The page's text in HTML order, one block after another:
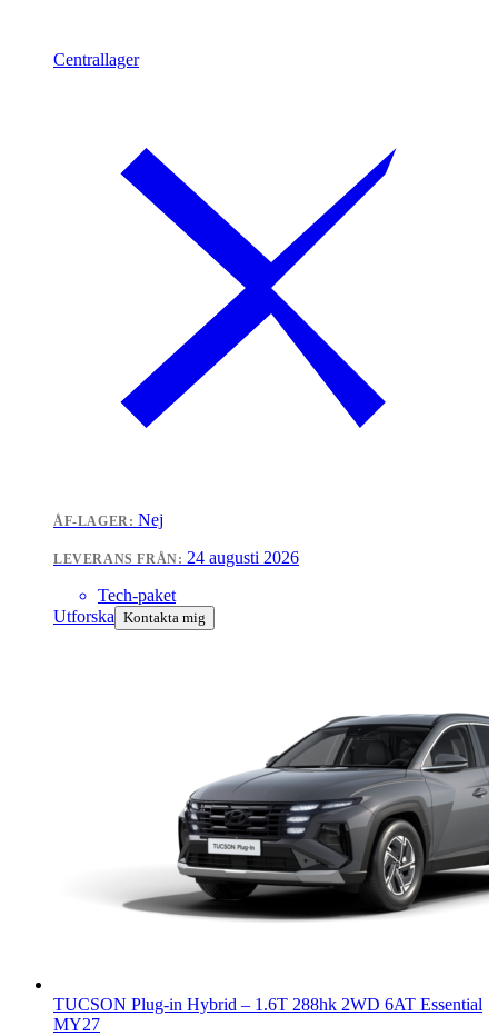
Centrallager
ÅF-LAGER: Nej
LEVERANS FRÅN: 24 augusti 2026
Tech-paket
Utforska Kontakta mig
TUCSON Plug-in Hybrid – 1.6T 288hk 2WD 6AT Essential
MY27